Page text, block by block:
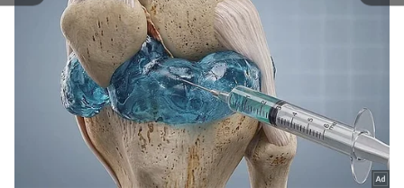
Image Credit :Gemini AI
సాధువు ఇచ్చిన రహస్య పెట్టె
ఒక రోజు రాజభవనానికి ఓ వృద్ధ సాధువు వచ్చాడు. అతని
కళ్లలో ప్రశాంతత కనిపించింది. చేతిలో ఒక చిన్న చెక్క పెట్టె
ఉంది. సాధువు రాజును చూసి.. “మహారాజా… జీవితంలో